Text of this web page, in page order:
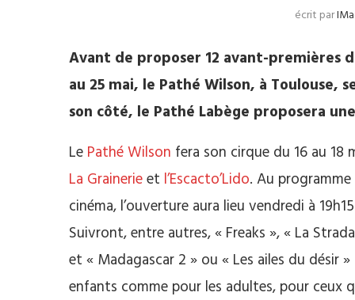
écrit par
Avant de proposer 12 avant-premières
au 25 mai, le Pathé Wilson, à Toulouse,
son côté, le Pathé Labège proposera
Le Pathé Wilson fera son cirque du 16 au 18
La Grainerieet l’Escacto’Lido. Au
cinéma, l’ouverture aura lieu vendredi à
Suivront, entre autres, « Freaks », « La
et « Madagascar 2 » ou « Les ailes du désir
enfants comme pour les adultes, pour ceux